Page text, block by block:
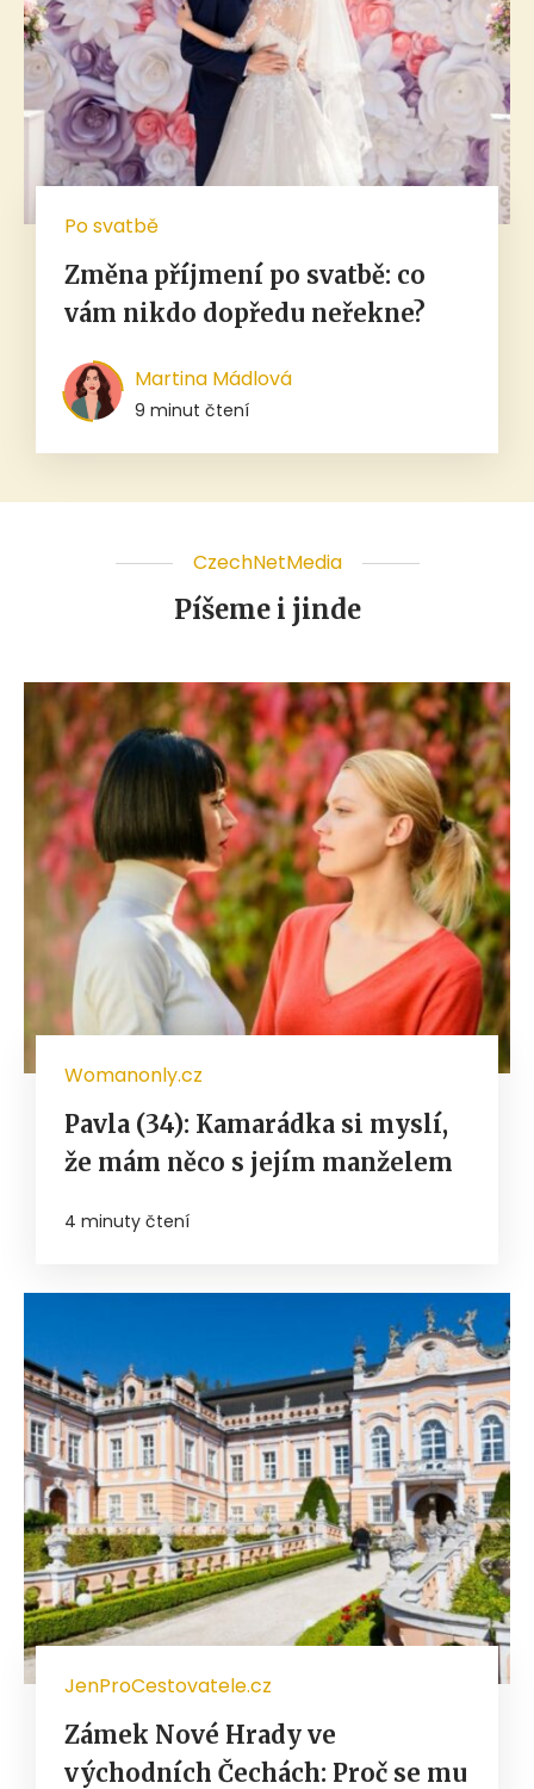
Po svatbě
Změna příjmení po svatbě: co
vám nikdo dopředu neřekne?
Martina Mádlová
9 minut čtení
CzechNetMedia
Píšeme i jinde
Womanonly.cz
Pavla (34): Kamarádka si myslí,
že mám něco s jejím manželem
4 minuty čtení
JenProCestovatele.cz
Zámek Nové Hrady ve
východních Čechách: Proč se mu